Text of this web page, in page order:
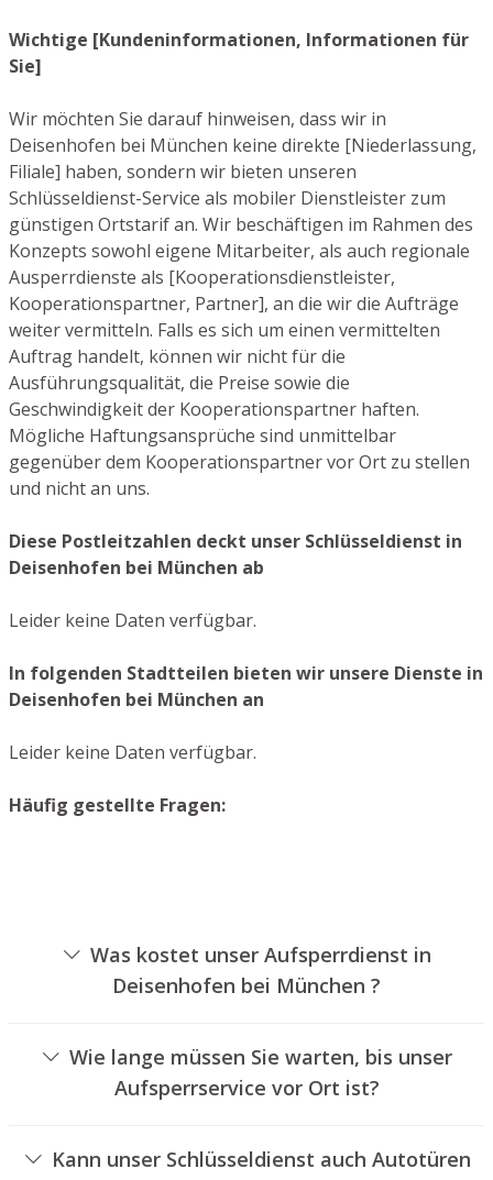
Wichtige [Kundeninformationen, Informationen für
Sie]
Wir möchten Sie darauf hinweisen, dass wir in
Deisenhofen bei München keine direkte [Niederlassung,
Filiale] haben, sondern wir bieten unseren
Schlüsseldienst-Service als mobiler Dienstleister zum
günstigen Ortstarif an. Wir beschäftigen im Rahmen des
Konzepts sowohl eigene Mitarbeiter, als auch regionale
Ausperrdienste als [Kooperationsdienstleister,
Kooperationspartner, Partner], an die wir die Aufträge
weiter vermitteln. Falls es sich um einen vermittelten
Auftrag handelt, können wir nicht für die
Ausführungsqualität, die Preise sowie die
Geschwindigkeit der Kooperationspartner haften.
Mögliche Haftungsansprüche sind unmittelbar
gegenüber dem Kooperationspartner vor Ort zu stellen
und nicht an uns.
Diese Postleitzahlen deckt unser Schlüsseldienst in
Deisenhofen bei München ab
Leider keine Daten verfügbar.
In folgenden Stadtteilen bieten wir unsere Dienste in
Deisenhofen bei München an
Leider keine Daten verfügbar.
Häufig gestellte Fragen:
Was kostet unser Aufsperrdienst in
Deisenhofen bei München ?
unterschiedlichen Optionen ab, wie beispielsweise der
Ausführung des Zylinders, der Dauer der Arbeiten und
eventuellen Anfahrtskosten. Wir bieten unseren Kunden
Wie lange müssen Sie warten, bis unser
Aufsperrservice vor Ort ist?
der Regel innerhalb von 30 Minuten vor Ort. Die
tatsächliche Wartezeit hängt von dem Ortsunterschied
Kann unser Schlüsseldienst auch Autotüren